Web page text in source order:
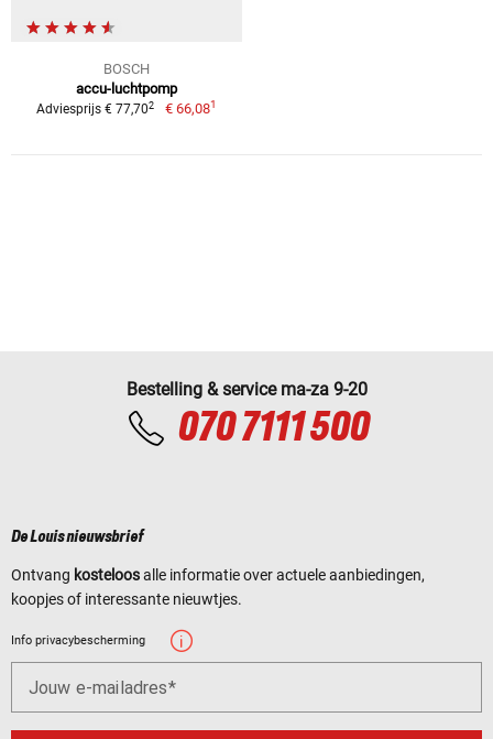
BOSCH
accu-luchtpomp
Adviesprijs € 77,702 € 66,081
Bestelling & service ma-za 9-20
070 7111 500
De Louis nieuwsbrief
Ontvang kosteloosalle informatie over actuele aanbiedingen,
koopjes of interessante nieuwtjes.
Info privacybescherming
Jouw e-mailadres